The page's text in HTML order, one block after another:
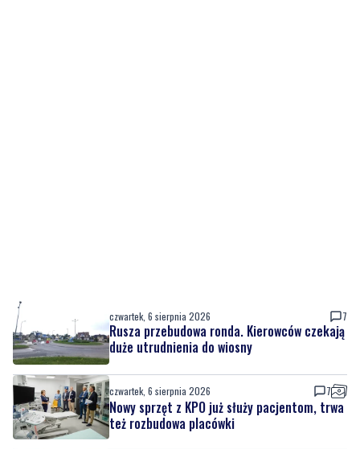
czwartek, 6 sierpnia 2026 7
Rusza przebudowa ronda. Kierowców czekają
duże utrudnienia do wiosny
czwartek, 6 sierpnia 2026 7
Nowy sprzęt z KPO już służy pacjentom, trwa
też rozbudowa placówki